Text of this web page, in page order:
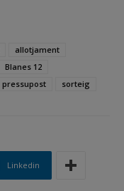
allotjament
Blanes 12
pressupost sorteig
Linkedin